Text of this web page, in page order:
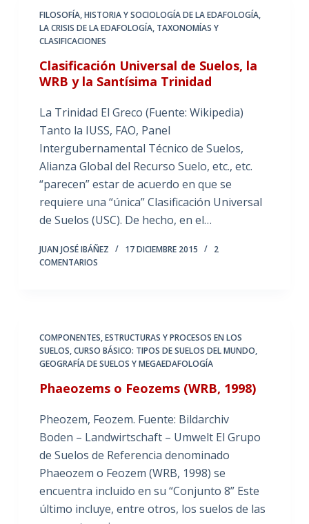
FILOSOFÍA, HISTORIA Y SOCIOLOGÍA DE LA EDAFOLOGÍA,
LA CRISIS DE LA EDAFOLOGÍA, TAXONOMÍAS Y
CLASIFICACIONES
Clasificación Universal de Suelos, la
WRB y la Santísima Trinidad
La Trinidad El Greco (Fuente: Wikipedia)
Tanto la IUSS, FAO, Panel
Intergubernamental Técnico de Suelos,
Alianza Global del Recurso Suelo, etc., etc.
“parecen” estar de acuerdo en que se
requiere una “única” Clasificación Universal
de Suelos (USC). De hecho, en el…
JUAN JOSÉ IBÁÑEZ 17 DICIEMBRE 2015
2
COMENTARIOS
COMPONENTES, ESTRUCTURAS Y PROCESOS EN LOS
SUELOS,CURSO BÁSICO: TIPOS DE SUELOS DEL MUNDO,
GEOGRAFÍA DE SUELOS Y MEGAEDAFOLOGÍA
Phaeozems o Feozems (WRB, 1998)
Pheozem, Feozem. Fuente: Bildarchiv
Boden – Landwirtschaft – Umwelt El Grupo
de Suelos de Referencia denominado
Phaeozem o Feozem (WRB, 1998) se
encuentra incluido en su “Conjunto 8” Este
último incluye, entre otros, los suelos de las